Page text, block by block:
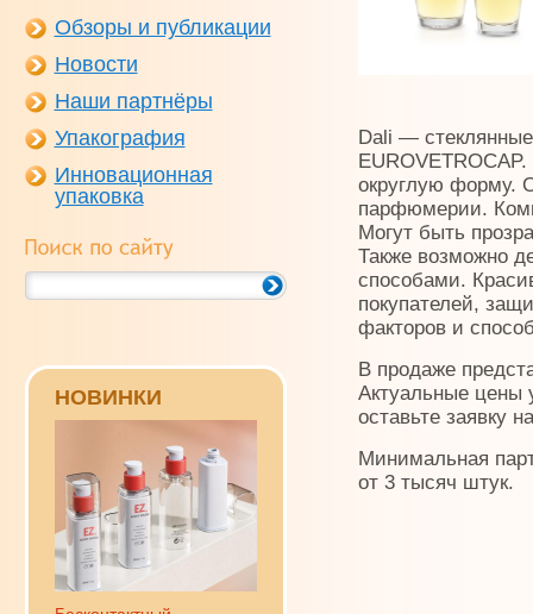
Обзоры и публикации
Новости
Наши партнёры
Упакография
Инновационная
упаковка
НОВИНКИ
Dali —
округлую форму.
парфюмерии.
Могут быть
Также возможно
способами.
покупателей,
факторов и
В продаже
Актуальные цены
оставьте заявку
Минимальная
от 3 тысяч штук.